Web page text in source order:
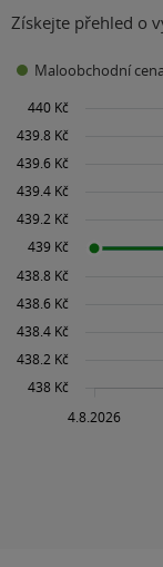
Získejte přehled o
Maloobchodní cena